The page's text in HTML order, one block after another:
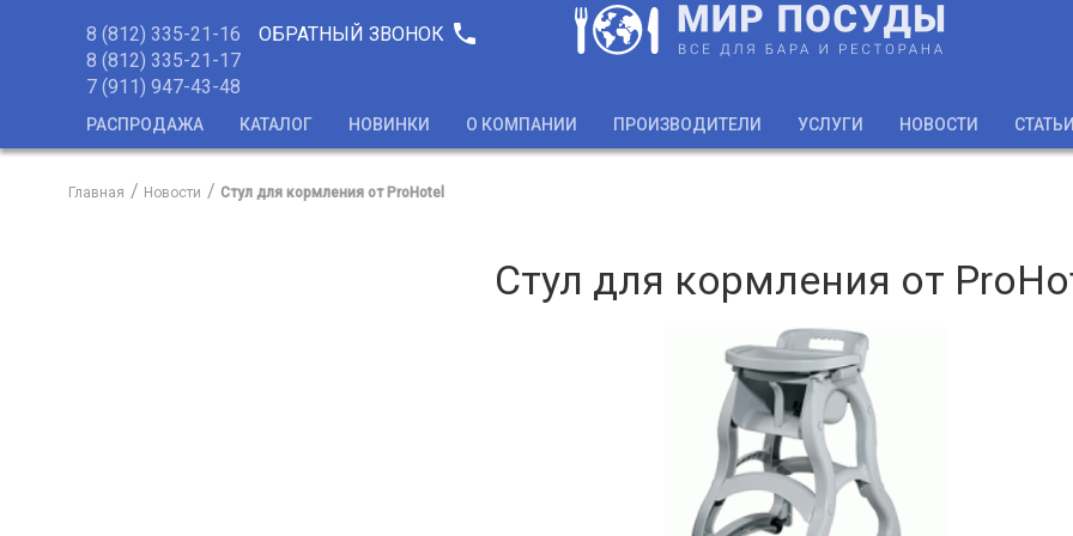
8 (812) 335-21-16
8 (812) 335-21-17
7 (911) 947-43-48
ОБРАТНЫЙ ЗВОНОК phone
РАСПРОДАЖА КАТАЛОГ НОВИНКИ О КОМПАНИИ ПРОИЗВОДИТЕЛИ УСЛУГИ НОВОСТИ СТАТЬИ
Главная Новости Стул для кормления от ProHotel
Стул для кормления от